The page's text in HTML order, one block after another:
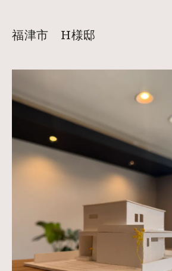
福津市 H様邸